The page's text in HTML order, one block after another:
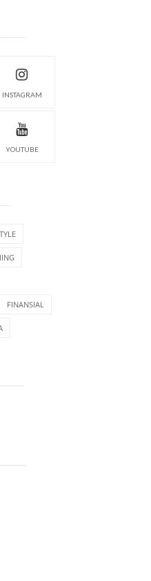
INSTAGRAM
YOUTUBE
FINANSIAL